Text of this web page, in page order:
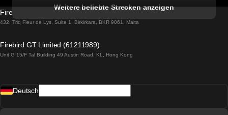
Züge von Lissabon nach Lagos
Züge von Lissabon nach Madrid
Weitere beliebte Strecken anzeigen
Firebird GT Limited (OC 1451)
432, Triq Fleur de Lys, Suite 1, Birkirkara, BKR 9061, Malta
Firebird GT Limited (61211989)
Unit G 15/F Tal Building 49 Austin Road, KL, Hong Kong
Deutsch